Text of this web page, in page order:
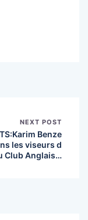
NEXT POST
Benze
les viseurs d
Club Anglais…